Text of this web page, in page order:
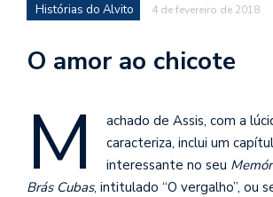
Histórias do Alvito 4 de fevereiro de 2018
O amor ao chicote
M
achado de Assis, com a
caracteriza, inclui um
interessante no seu
Brás Cubas, intitulado “O vergalho”, ou